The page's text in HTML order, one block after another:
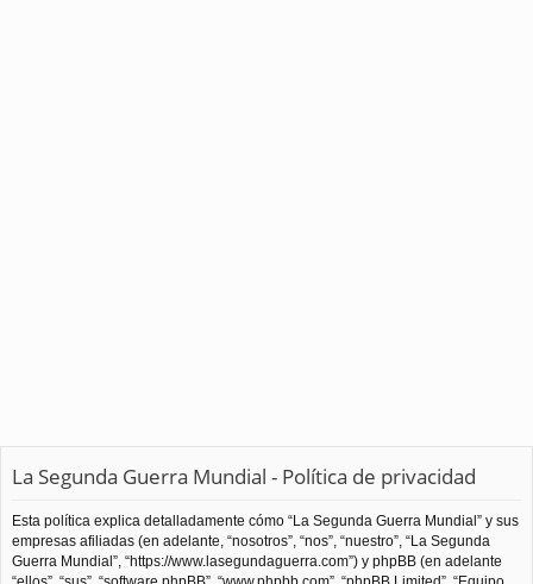
La Segunda Guerra Mundial - Política de privacidad
Esta política explica detalladamente cómo “La Segunda Guerra Mundial” y sus
empresas afiliadas (en adelante, “nosotros”, “nos”, “nuestro”, “La Segunda
Guerra Mundial”, “https://www.lasegundaguerra.com”) y phpBB (en adelante